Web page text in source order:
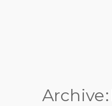
Archive